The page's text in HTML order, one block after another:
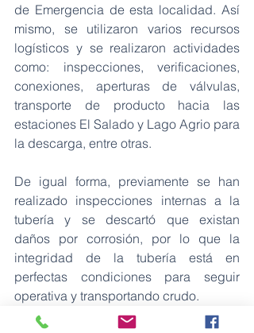
de Emergencia de esta localidad. Así
mismo, se utilizaron varios recursos
logísticos y se realizaron actividades
como: inspecciones, verificaciones,
conexiones, aperturas de válvulas,
transporte de producto hacia las
estaciones El Salado y Lago Agrio para
la descarga, entre otras.
De igual forma, previamente se han
realizado inspecciones internas a la
tubería y se descartó que existan
daños por corrosión, por lo que la
integridad de la tubería está en
perfectas condiciones para seguir
operativa y transportando crudo.